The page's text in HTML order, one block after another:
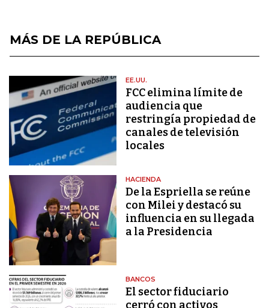
MÁS DE LA REPÚBLICA
EE.UU.
FCC elimina límite de
audiencia que
restringía propiedad de
canales de televisión
locales
HACIENDA
De la Espriella se reúne
con Milei y destacó su
influencia en su llegada
a la Presidencia
BANCOS
El sector fiduciario
cerró con activos